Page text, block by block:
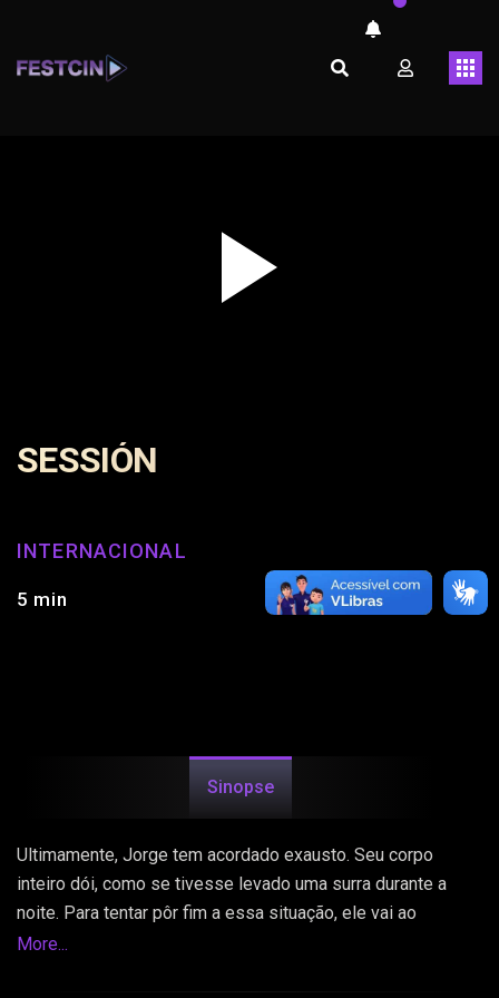
SESSIÓN
INTERNACIONAL
5 min
Sinopse
Ultimamente, Jorge tem acordado exausto. Seu corpo
inteiro dói, como se tivesse levado uma surra durante a
noite. Para tentar pôr fim a essa situação, ele vai ao
consultório do Dr. Covadonga. Juntos, eles buscarão
More...